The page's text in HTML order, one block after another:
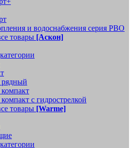
и водоснабжения серия РВО
товары [Аскон]
рядный
с гидрострелкой
товары [Warme]